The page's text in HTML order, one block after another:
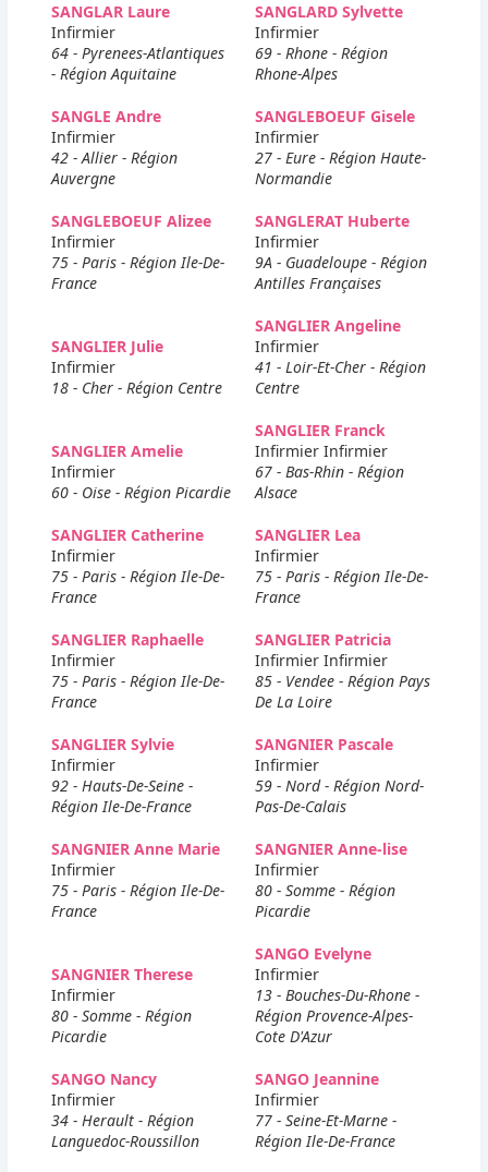
SANGLAR Laure
Infirmier
64 - Pyrenees-Atlantiques
- Région Aquitaine
SANGLARD Sylvette
Infirmier
69 - Rhone - Région
Rhone-Alpes
SANGLE Andre
Infirmier
42 - Allier - Région
Auvergne
SANGLEBOEUF Gisele
Infirmier
27 - Eure - Région Haute-
Normandie
SANGLEBOEUF Alizee
Infirmier
75 - Paris - Région Ile-De-
France
SANGLERAT Huberte
Infirmier
9A - Guadeloupe - Région
Antilles Françaises
SANGLIER Julie
Infirmier
18 - Cher - Région Centre
SANGLIER Angeline
Infirmier
41 - Loir-Et-Cher - Région
Centre
SANGLIER Amelie
Infirmier
60 - Oise - Région Picardie
SANGLIER Franck
Infirmier Infirmier
67 - Bas-Rhin - Région
Alsace
SANGLIER Catherine
Infirmier
75 - Paris - Région Ile-De-
France
SANGLIER Lea
Infirmier
75 - Paris - Région Ile-De-
France
SANGLIER Raphaelle
Infirmier
75 - Paris - Région Ile-De-
France
SANGLIER Patricia
Infirmier Infirmier
85 - Vendee - Région Pays
De La Loire
SANGLIER Sylvie
Infirmier
92 - Hauts-De-Seine -
Région Ile-De-France
SANGNIER Pascale
Infirmier
59 - Nord - Région Nord-
Pas-De-Calais
SANGNIER Anne Marie
Infirmier
75 - Paris - Région Ile-De-
France
SANGNIER Anne-lise
Infirmier
80 - Somme - Région
Picardie
SANGNIER Therese
Infirmier
80 - Somme - Région
Picardie
SANGO Evelyne
Infirmier
13 - Bouches-Du-Rhone -
Région Provence-Alpes-
Cote D'Azur
SANGO Nancy
Infirmier
34 - Herault - Région
Languedoc-Roussillon
SANGO Jeannine
Infirmier
77 - Seine-Et-Marne -
Région Ile-De-France